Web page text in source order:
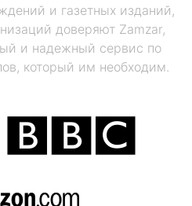
и газетных изданий,
доверяют Zamzar,
и надежный сервис по
который им необходим.